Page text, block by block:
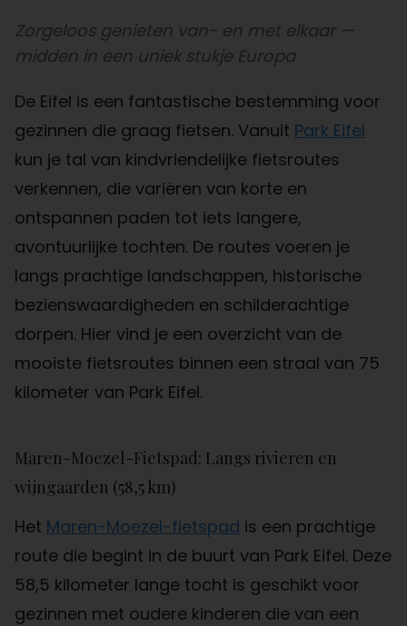
Zorgeloos genieten van- en met elkaar —
midden in een uniek stukje Europa
De Eifel is een fantastische bestemming voor
gezinnen die graag fietsen. Vanuit Park Eifel
kun je tal van kindvriendelijke fietsroutes
verkennen, die variëren van korte en
ontspannen paden tot iets langere,
avontuurlijke tochten. De routes voeren je
langs prachtige landschappen, historische
bezienswaardigheden en schilderachtige
dorpen. Hier vind je een overzicht van de
mooiste fietsroutes binnen een straal van 75
kilometer van Park Eifel.
Maren-Moezel-Fietspad: Langs rivieren en
wijngaarden (58,5 km)
Het Maren-Moezel-fietspad is een prachtige
route die begint in de buurt van Park Eifel. Deze
58,5 kilometer lange tocht is geschikt voor
gezinnen met oudere kinderen die van een